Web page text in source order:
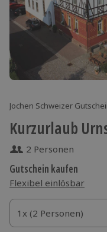
Jochen Schweizer
Kurzurlaub
2 Personen
Gutschein kaufen
Flexibel einlösbar
1x (2 Personen)
1x (2 Personen)
1x (2 Personen)